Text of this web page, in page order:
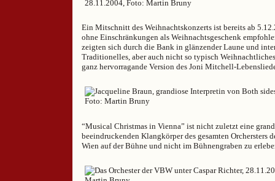
Ein Mitschnitt des Weihnachtskonzerts ist bereits ab
ohne Einschränkungen als Weihnachtsgeschenk
zeigten sich durch die Bank in glänzender Laune und
Traditionelles, aber auch nicht so typisch
ganz hervorragande Version des Joni Mitchell-
“Musical Christmas in Vienna” ist nicht zuletzt eine
beeindruckenden Klangkörper des gesamten Orchersters
Wien auf der Bühne und nicht im Bühnengraben zu